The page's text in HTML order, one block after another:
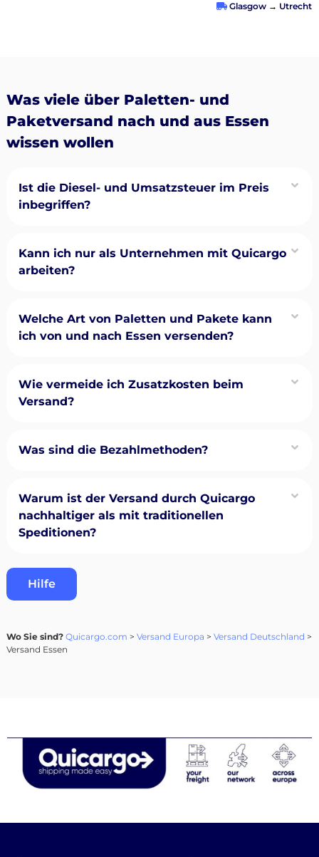
Glasgow → Utrecht
Was viele über Paletten- und
Paketversand nach und aus Essen
wissen wollen
Ist die Diesel- und Umsatzsteuer im Preis
inbegriffen?
Kann ich nur als Unternehmen mit Quicargo
arbeiten?
Welche Art von Paletten und Pakete kann
ich von und nach Essen versenden?
Wie vermeide ich Zusatzkosten beim
Versand?
Was sind die Bezahlmethoden?
Warum ist der Versand durch Quicargo
nachhaltiger als mit traditionellen
Speditionen?
Hilfe
Wo Sie sind? Quicargo.com > Versand Europa > Versand Deutschland >
Versand Essen